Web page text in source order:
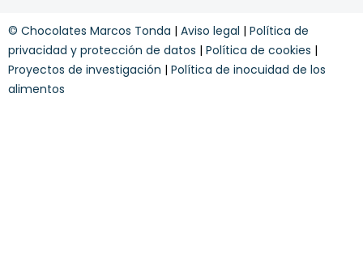
c
o
n
d
i
© Chocolates Marcos Tonda | Aviso legal | Política de
privacidad y protección de datos | Política de cookies |
Proyectos de investigación | Política de inocuidad de los
alimentos